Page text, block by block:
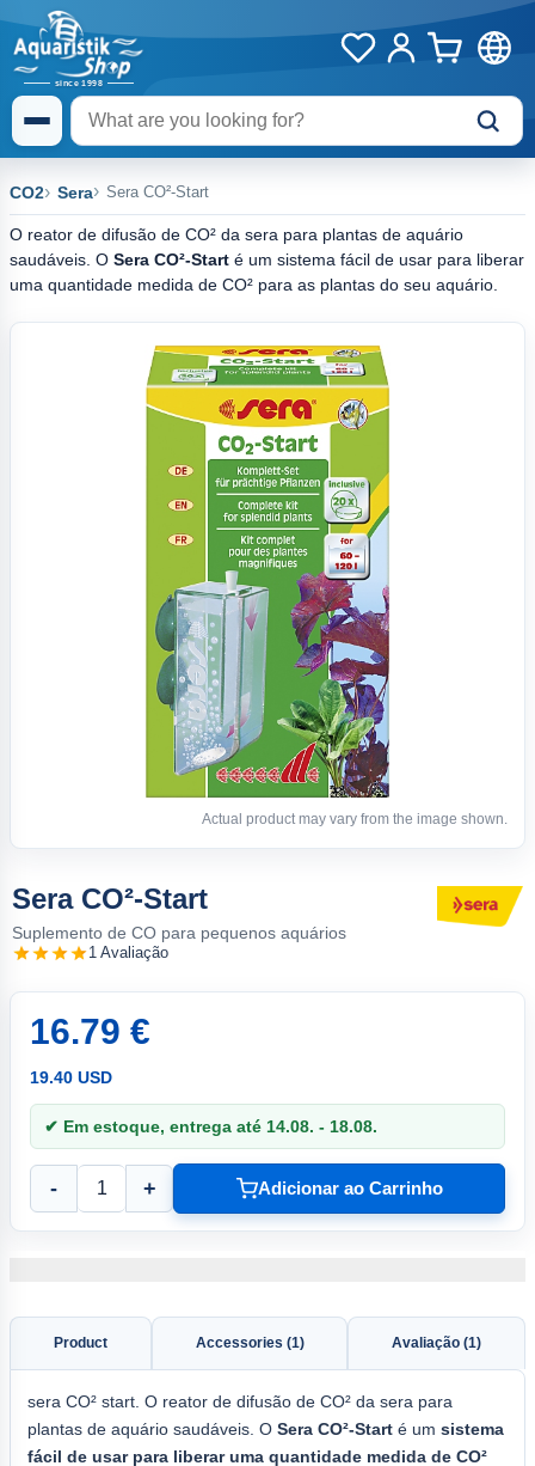
CO2 Sera Sera CO²-Start
O reator de difusão de CO² da sera para plantas de aquário
saudáveis. O Sera CO²-Start é um sistema fácil de usar para liberar
uma quantidade medida de CO² para as plantas do seu aquário.
Actual product may vary from the image shown.
Sera CO²-Start
Suplemento de CO para pequenos aquários
1 Avaliação
16.79 €
19.40 USD
✔ Em estoque, entrega até 14.08. - 18.08.
- + Adicionar ao Carrinho
Product Accessories (1) Avaliação (1)
sera CO² start. O reator de difusão de CO² da sera para
plantas de aquário saudáveis. O Sera CO²-Start é um sistema
fácil de usar para liberar uma quantidade medida de CO²